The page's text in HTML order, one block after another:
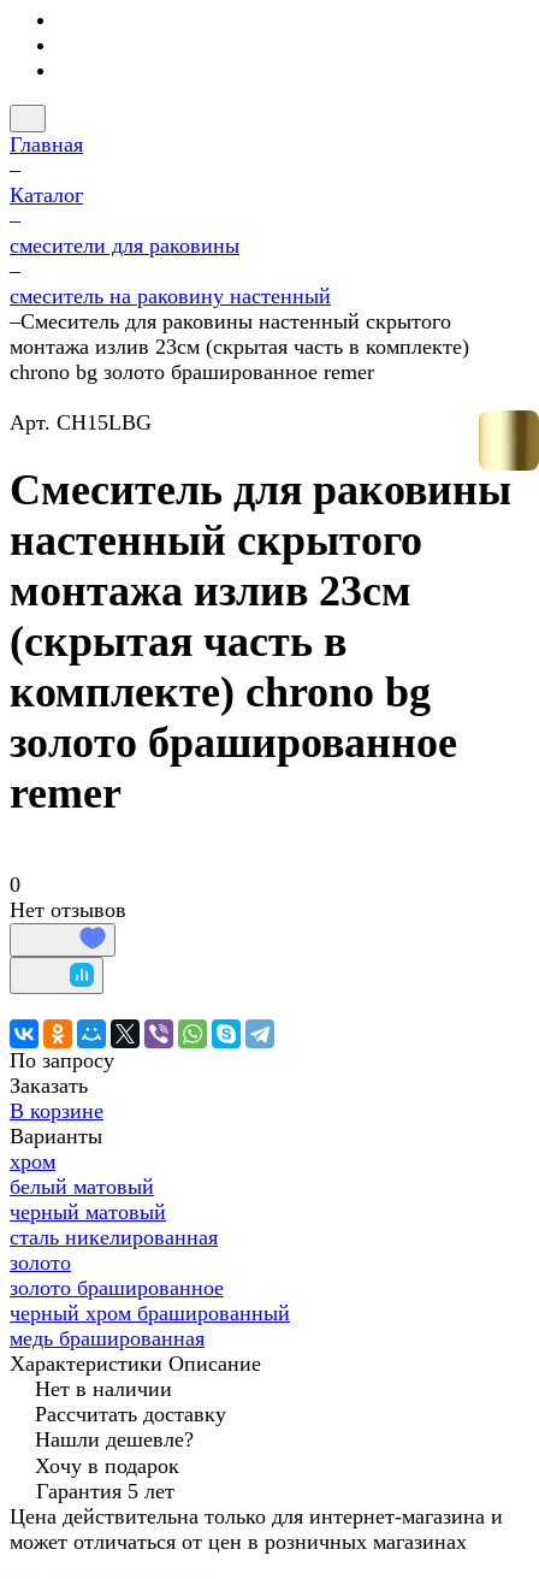
Главная
–
Каталог
–
смесители для раковины
–
смеситель на раковину настенный
–Смеситель для раковины настенный скрытого
монтажа излив 23см (скрытая часть в комплекте)
chrono bg золото брашированное remer
Арт. CH15LBG
Смеситель для раковины
настенный скрытого
монтажа излив 23см
(скрытая часть в
комплекте) chrono bg
золото брашированное
remer
0
Нет отзывов
По запросу
Заказать
В корзине
Варианты
хром
белый матовый
черный матовый
сталь никелированная
золото
золото брашированное
черный хром брашированный
медь брашированная
Характеристики Описание
Нет в наличии
Рассчитать доставку
Нашли дешевле?
Хочу в подарок
Гарантия 5 лет
Цена действительна только для интернет-магазина и
может отличаться от цен в розничных магазинах